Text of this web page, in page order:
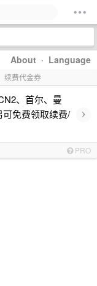
About · Language
续费代金券
、首尔、曼
免费领取续费/
›
PRO